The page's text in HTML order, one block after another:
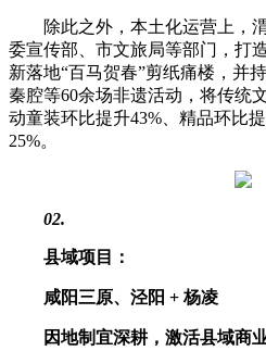
除此之外，本土化运营上，
委宣传部、市文旅局等部门，打
新落地“百马贺春”剪纸痛楼，并
秦腔等60余场非遗活动，将传统
动童装环比提升43%、精品环比
25%。
02.
县域项目：
咸阳三原、泾阳 + 杨凌
因地制宜深耕，激活县域商